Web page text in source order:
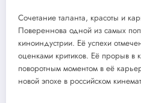
Сочетание таланта, красоты и
Повереннова одной из самых
киноиндустрии. Её успехи
оценками критиков. Её прорыв в
поворотным моментом в её
новой эпохе в российском